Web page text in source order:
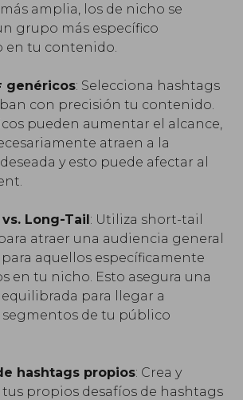
amplia, los de nicho se
grupo más específico
en tu contenido.
genéricos: Selecciona hashtags
con precisión tu contenido.
pueden aumentar el alcance,
atraen a la
y esto puede afectar al
Long-Tail: Utiliza short-tail
atraer una audiencia general
aquellos específicamente
en tu nicho. Esto asegura una
para llegar a
de tu público
hashtags propios: Crea y
propios desafíos de hashtags